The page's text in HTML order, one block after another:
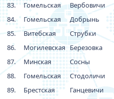
83.
Гомельская Вербовичи
84.
Гомельская Добрынь
85.
Витебская Струбки
86.
Могилевская Березовка
87.
Минская Сосны
88.
Гомельская Стодоличи
89.
Брестская Ганцевичи